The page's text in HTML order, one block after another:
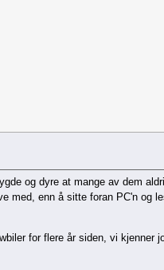
og dyre at mange av dem
med, enn å sitte foran PC'n og
for flere år siden, vi kjenner